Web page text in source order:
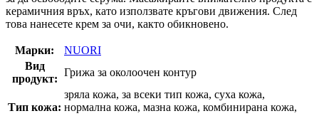
керамичния връх, като използвате кръгови движения. След
това нанесете крем за очи, както обикновено.
Марки:
NUORI
Вид
продукт:
Грижа за околоочен контур
Тип кожа:
зряла кожа, за всеки тип кожа, суха кожа,
нормална кожа, мазна кожа, комбинирана кожа,